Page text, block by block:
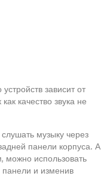
зависит от
качество звука не
музыку через
панели корпуса. А
использовать
и изменив